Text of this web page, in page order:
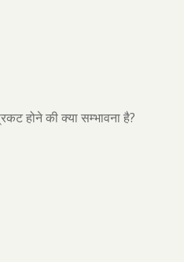
होने की क्या सम्भावना है?